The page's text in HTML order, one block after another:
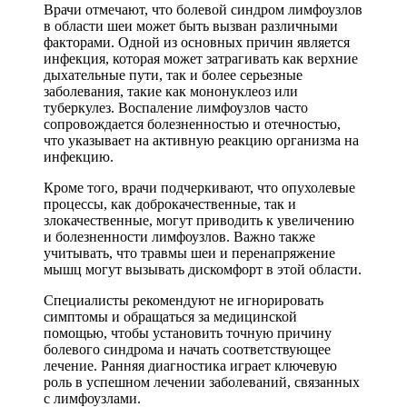
Врачи отмечают, что болевой синдром лимфоузлов
в области шеи может быть вызван различными
факторами. Одной из основных причин является
инфекция, которая может затрагивать как верхние
дыхательные пути, так и более серьезные
заболевания, такие как мононуклеоз или
туберкулез. Воспаление лимфоузлов часто
сопровождается болезненностью и отечностью,
что указывает на активную реакцию организма на
инфекцию.
Кроме того, врачи подчеркивают, что опухолевые
процессы, как доброкачественные, так и
злокачественные, могут приводить к увеличению
и болезненности лимфоузлов. Важно также
учитывать, что травмы шеи и перенапряжение
мышц могут вызывать дискомфорт в этой области.
Специалисты рекомендуют не игнорировать
симптомы и обращаться за медицинской
помощью, чтобы установить точную причину
болевого синдрома и начать соответствующее
лечение. Ранняя диагностика играет ключевую
роль в успешном лечении заболеваний, связанных
с лимфоузлами.